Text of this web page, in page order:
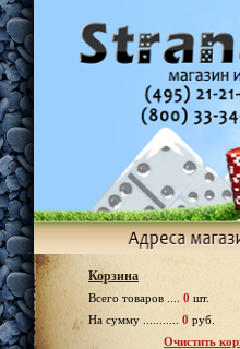
Корзина
Всего товаров .... 0 шт.
На сумму ........... 0 руб.
Очистить